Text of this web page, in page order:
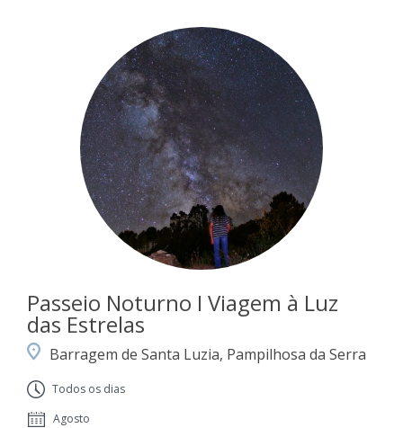
Passeio Noturno I Viagem à Luz
das Estrelas
Barragem de Santa Luzia, Pampilhosa da Serra
Todos os dias
Agosto